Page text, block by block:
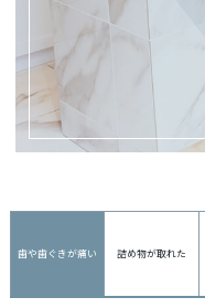
歯や歯ぐきが痛い 詰め物が取れた